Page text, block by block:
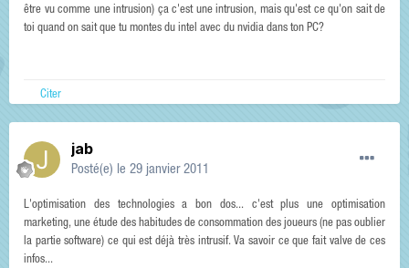
être vu comme une intrusion) ça c'est une intrusion, mais qu'est ce qu'on sait de
toi quand on sait que tu montes du intel avec du nvidia dans ton PC?
Citer
jab
Posté(e) le 29 janvier 2011
L'optimisation des technologies a bon dos... c'est plus une optimisation
marketing, une étude des habitudes de consommation des joueurs (ne pas oublier
la partie software) ce qui est déjà très intrusif. Va savoir ce que fait valve de ces
infos...